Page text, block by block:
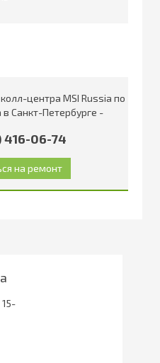
центра MSI Russia по
Санкт-Петербурге -
416-06-74